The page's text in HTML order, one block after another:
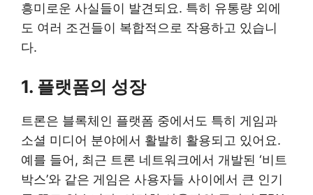
흥미로운 사실들이 발견되요. 특히 유통량 외에
도 여러 조건들이 복합적으로 작용하고 있습니
다.
1. 플랫폼의 성장
트론은 블록체인 플랫폼 중에서도 특히 게임과
소셜 미디어 분야에서 활발히 활용되고 있어요.
예를 들어, 최근 트론 네트워크에서 개발된 ‘비트
박스’와 같은 게임은 사용자들 사이에서 큰 인기